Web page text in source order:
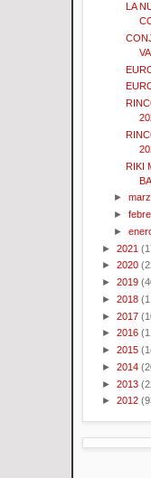
LA
RIKI
►
►
►
► 2021
► 2020
► 2019
► 2018
► 2017
► 2016
► 2015
► 2014
► 2013
► 2012